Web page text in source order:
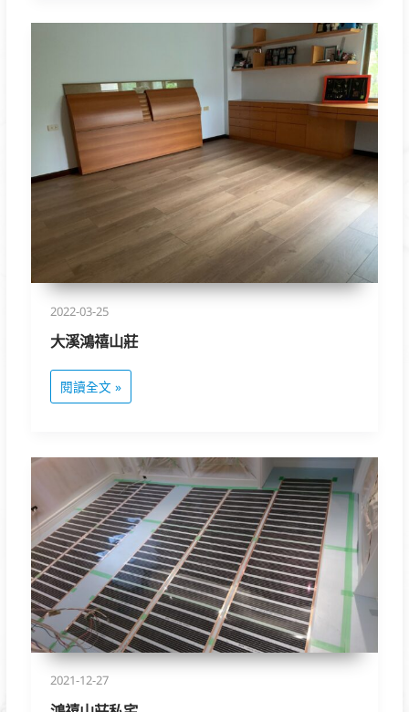
2022-03-25
大溪鴻禧山莊
鴻
禧
山
莊
閱讀全文 »
2021-12-27
山
莊
私
宅